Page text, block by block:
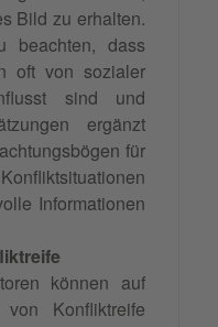
Bild zu erhalten.
beachten, dass
oft von sozialer
sind und
ergänzt
für
Informationen
können auf
Konfliktreife